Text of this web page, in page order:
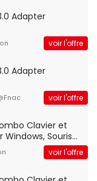
Adapter
voir l'offre
Adapter
voir l'offre
Clavier et
Windows, Souris
USB Plug
Taille voir l'offre